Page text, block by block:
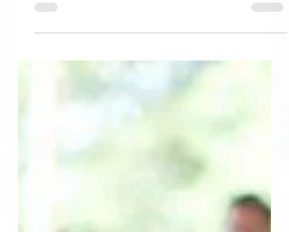
разгледайте нашите подсещащи предложения: